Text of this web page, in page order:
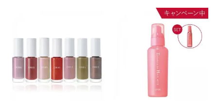
B6も加えました。コラーゲン特有
た、まるでフルーツゼリーのように
みずみずしいゼリーです。個包装の
スティックタイプだから、いつでも
どこでも片手でおいしくコラーゲン
維やビタミン、鉄分などの不足しが
ちな栄養素をチャージして、健康的
なダイエットを後押しします。さら
に牛乳以外に、豆乳やヨーグルトに
も混ぜることができ、気分や摂りた
い栄養、空腹具合に合わせて食べ方
のアレンジは自由自在！自然な果実
の味を活かした美味しさで、ハッピ
ーなダイエットを目指します。* ビ